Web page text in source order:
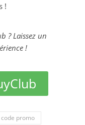
!
? Laissez un
!
code promo